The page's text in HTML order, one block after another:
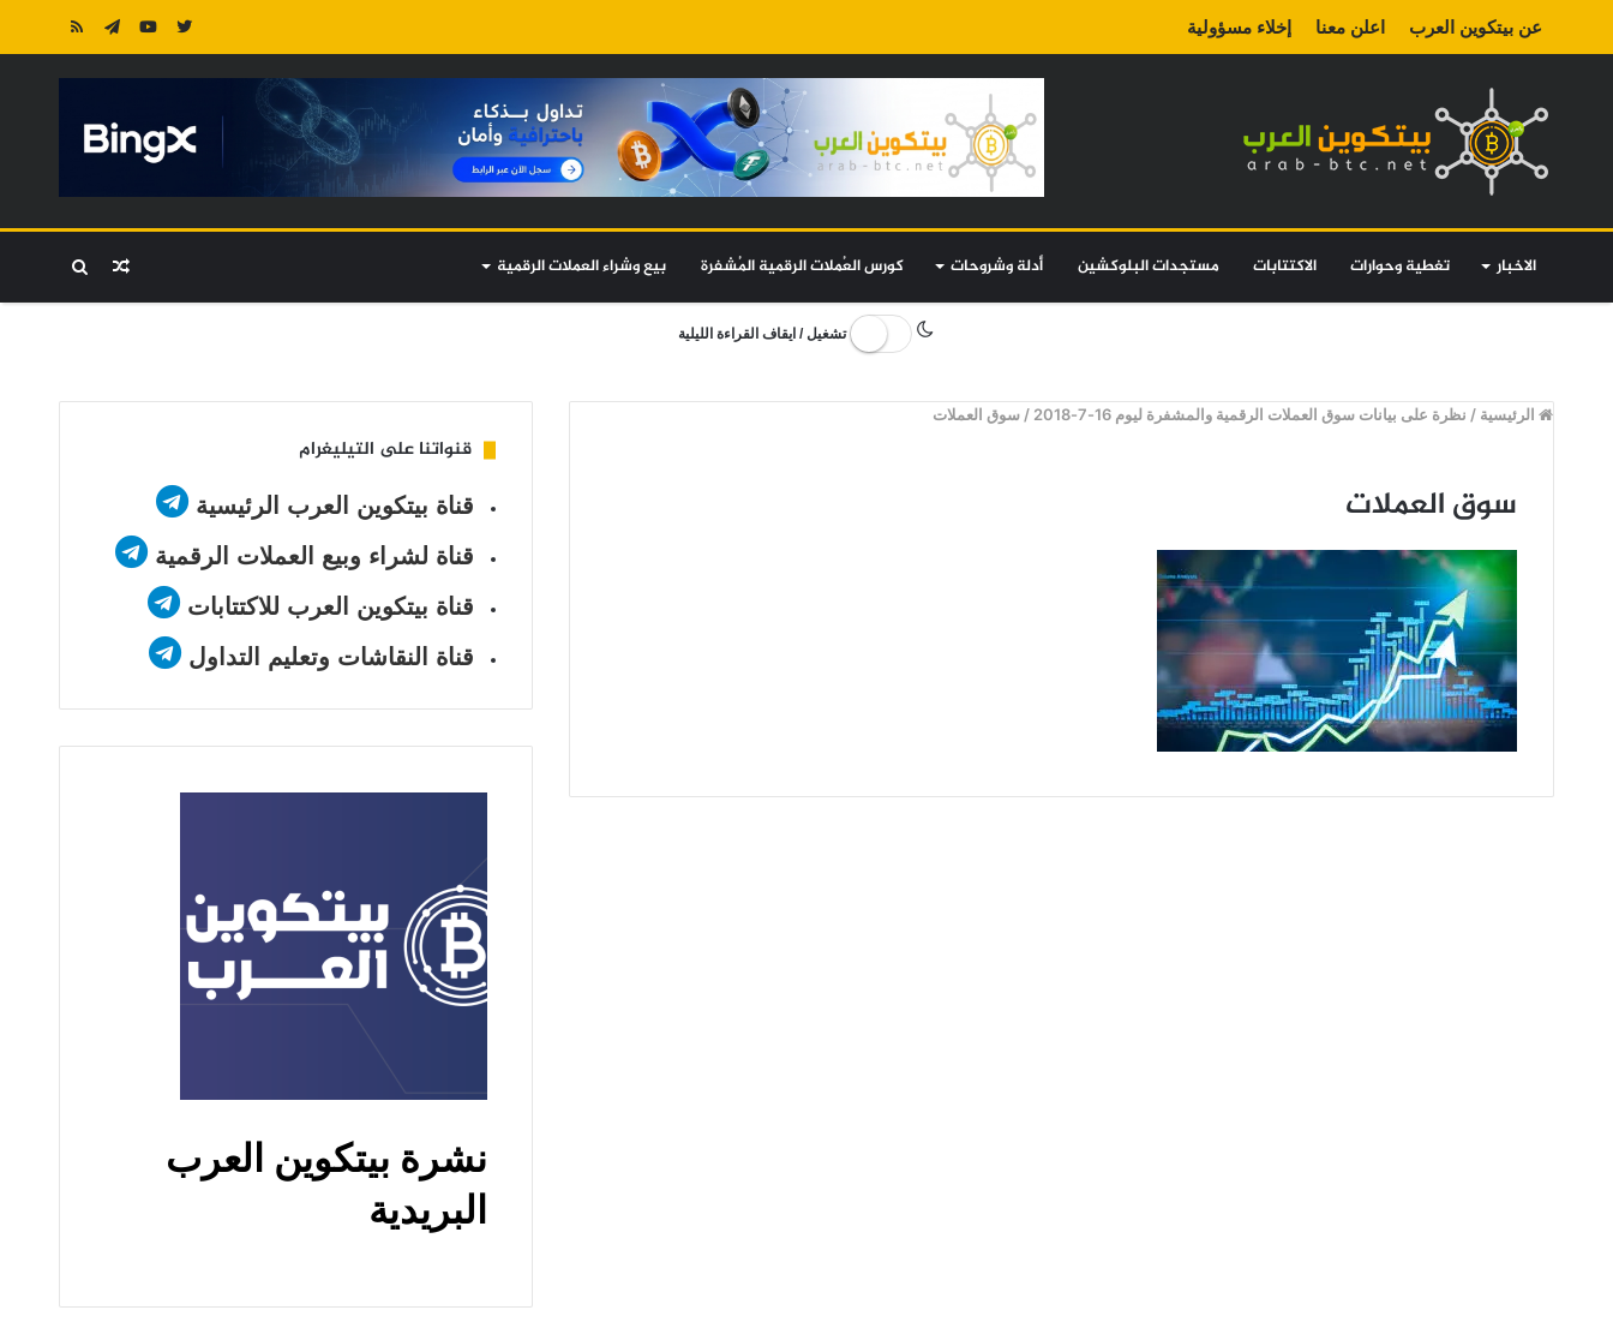
عن بيتكوين العرب اعلن معنا إخلاء مسؤولية
الاخبار تغطية وحوارات الاكتتابات مستجدات البلوكشين أدلة وشروحات كورس العُملات الرقمية المُشفرة بيع وشراء العملات الرقمية بحث مقال
تشغيل / ايقاف القراءة الليلية
الرئيسية / نظرة على بيانات سوق العملات الرقمية والمشفرة ليوم 16-7-2018 / سوق العملات
سوق العملات
قنواتنا على التيليغرام
قناة بيتكوين العرب الرئيسية
قناة لشراء وبيع العملات الرقمية
قناة بيتكوين العرب للاكتتابات
قناة النقاشات وتعليم التداول